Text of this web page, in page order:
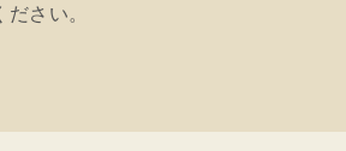
さい。